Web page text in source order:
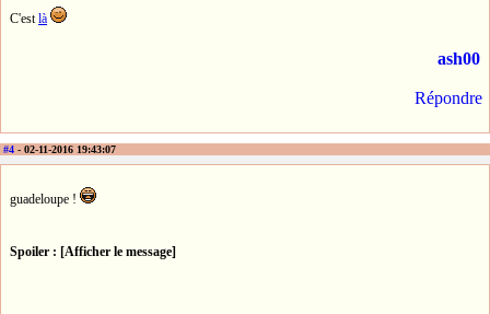
C'estlà
ash00
Répondre
#4 - 02-11-2016 19:43:07
guadeloupe !
Spoiler : [Afficher le message]